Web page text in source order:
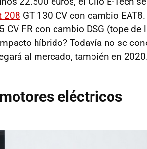
208 GT 130 CV con cambio
CV FR con cambio DSG (tope de
híbrido? Todavía no se
al mercado, también en 2020.
eléctricos